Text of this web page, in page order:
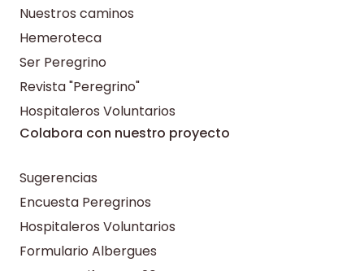
Nuestros caminos
Hemeroteca
Ser Peregrino
Revista "Peregrino"
Hospitaleros Voluntarios
Colabora con nuestro proyecto
Sugerencias
Encuesta Peregrinos
Hospitaleros Voluntarios
Formulario Albergues